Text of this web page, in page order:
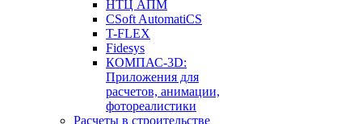
НТЦ АПМ
CSoft AutomatiCS
T-FLEX
Fidesys
КОМПАС-3D:
Приложения для
расчетов, анимации,
фотореалистики
Расчеты в строительстве